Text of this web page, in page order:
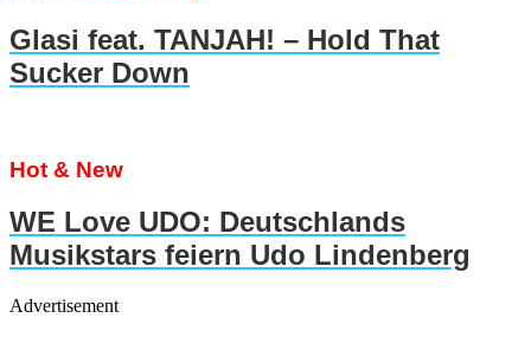
Glasi feat. TANJAH! – Hold That
Sucker Down
Hot & New
WE Love UDO: Deutschlands
Musikstars feiern Udo Lindenberg
Advertisement